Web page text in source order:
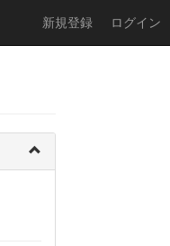
新規登録 ログイン